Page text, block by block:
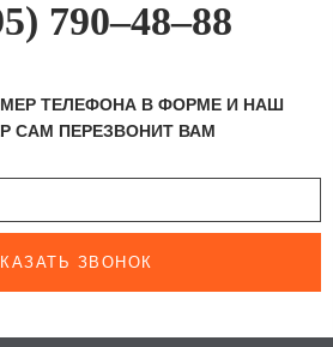
790–48–88
ТЕЛЕФОНА В ФОРМЕ И НАШ
САМ ПЕРЕЗВОНИТ ВАМ
ЗВОНОК